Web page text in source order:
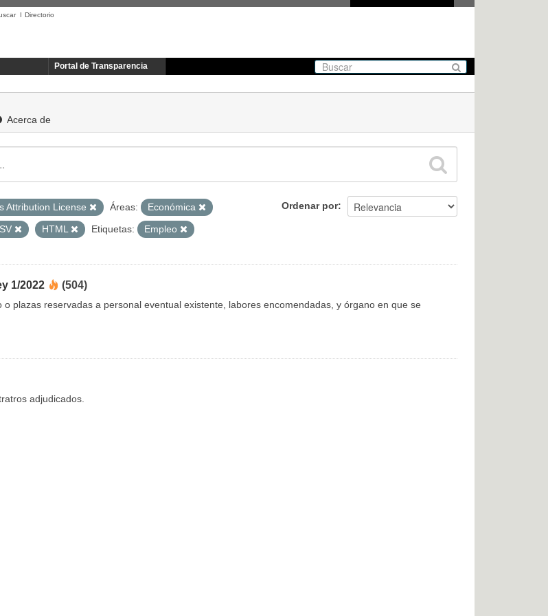
I Directorio
Portal de Transparencia
Acerca de
Ordenar por
Attribution License Áreas:
Económica
HTML Etiquetas: Empleo
1/2022 (504)
plazas reservadas a personal eventual existente, labores encomendadas, y órgano en que se
adjudicados.